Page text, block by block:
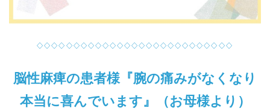
◇◇◇◇◇◇◇◇◇◇◇◇◇◇◇◇◇◇◇◇◇◇◇◇◇◇◇
脳性麻痺の患者様『腕の痛みがなくなり
本当に喜んでいます』（お母様より）